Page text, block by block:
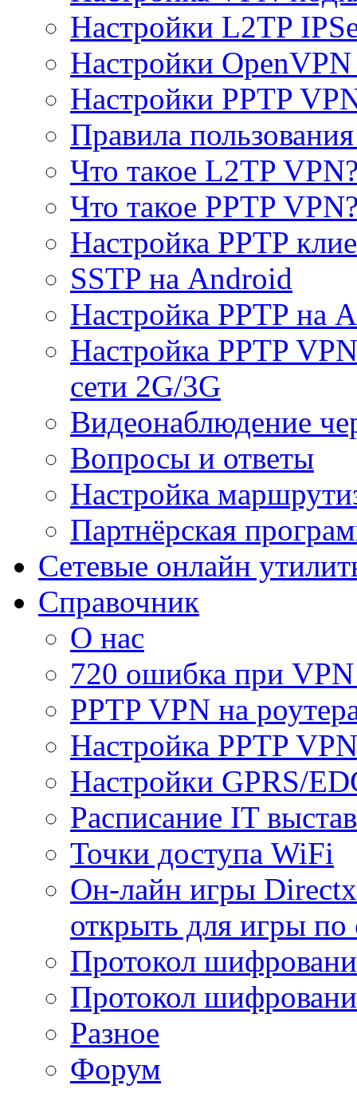
Настройки L2TP
Настройки
Настройки PPTP
Правила
Что такое L2TP
Что такое PPTP
Настройка PPTP
SSTP на Android
Настройка PPTP на
Настройка PPTP
сети 2G/3G
Видеонаблюдение
Вопросы и ответы
Настройка
Партнёрская
Сетевые онлайн
Справочник
О нас
720 ошибка при
PPTP VPN на
Настройка PPTP
Настройки GPRS/
Расписание IT
Точки доступа WiFi
Он-лайн игры
открыть для игры по
Протокол
Протокол
Разное
Форум